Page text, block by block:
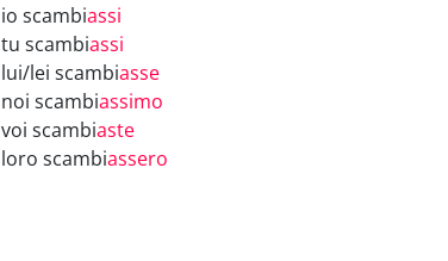
io scambiassi
tu scambiassi
lui/lei scambiasse
noi scambiassimo
voi scambiaste
loro scambiassero